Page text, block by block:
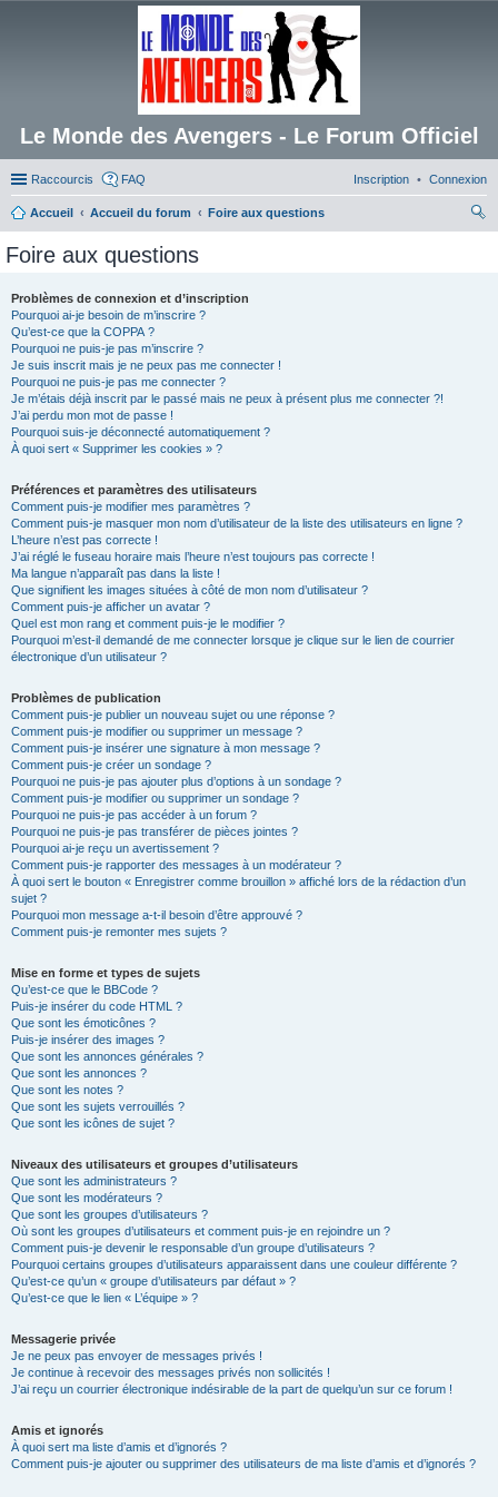
Le Monde des Avengers - Le Forum Officiel
Raccourcis FAQ Connexion
Inscription
Accueil Accueil du forum
Foire aux questions
Foire aux questions
Problèmes de connexion et d’inscription
Pourquoi ai-je besoin de m’inscrire ?
Qu’est-ce que la COPPA ?
Pourquoi ne puis-je pas m’inscrire ?
Je suis inscrit mais je ne peux pas me connecter !
Pourquoi ne puis-je pas me connecter ?
Je m’étais déjà inscrit par le passé mais ne peux à présent plus me connecter ?!
J’ai perdu mon mot de passe !
Pourquoi suis-je déconnecté automatiquement ?
À quoi sert « Supprimer les cookies » ?
Préférences et paramètres des utilisateurs
Comment puis-je modifier mes paramètres ?
Comment puis-je masquer mon nom d’utilisateur de la liste des utilisateurs en ligne ?
L’heure n’est pas correcte !
J’ai réglé le fuseau horaire mais l’heure n’est toujours pas correcte !
Ma langue n’apparaît pas dans la liste !
Que signifient les images situées à côté de mon nom d’utilisateur ?
Comment puis-je afficher un avatar ?
Quel est mon rang et comment puis-je le modifier ?
Pourquoi m’est-il demandé de me connecter lorsque je clique sur le lien de courrier
électronique d’un utilisateur ?
Problèmes de publication
Comment puis-je publier un nouveau sujet ou une réponse ?
Comment puis-je modifier ou supprimer un message ?
Comment puis-je insérer une signature à mon message ?
Comment puis-je créer un sondage ?
Pourquoi ne puis-je pas ajouter plus d’options à un sondage ?
Comment puis-je modifier ou supprimer un sondage ?
Pourquoi ne puis-je pas accéder à un forum ?
Pourquoi ne puis-je pas transférer de pièces jointes ?
Pourquoi ai-je reçu un avertissement ?
Comment puis-je rapporter des messages à un modérateur ?
À quoi sert le bouton « Enregistrer comme brouillon » affiché lors de la rédaction d’un
sujet ?
Pourquoi mon message a-t-il besoin d’être approuvé ?
Comment puis-je remonter mes sujets ?
Mise en forme et types de sujets
Qu’est-ce que le BBCode ?
Puis-je insérer du code HTML ?
Que sont les émoticônes ?
Puis-je insérer des images ?
Que sont les annonces générales ?
Que sont les annonces ?
Que sont les notes ?
Que sont les sujets verrouillés ?
Que sont les icônes de sujet ?
Niveaux des utilisateurs et groupes d’utilisateurs
Que sont les administrateurs ?
Que sont les modérateurs ?
Que sont les groupes d’utilisateurs ?
Où sont les groupes d’utilisateurs et comment puis-je en rejoindre un ?
Comment puis-je devenir le responsable d’un groupe d’utilisateurs ?
Pourquoi certains groupes d’utilisateurs apparaissent dans une couleur différente ?
Qu’est-ce qu’un « groupe d’utilisateurs par défaut » ?
Qu’est-ce que le lien « L’équipe » ?
Messagerie privée
Je ne peux pas envoyer de messages privés !
Je continue à recevoir des messages privés non sollicités !
J’ai reçu un courrier électronique indésirable de la part de quelqu’un sur ce forum !
Amis et ignorés
À quoi sert ma liste d’amis et d’ignorés ?
Comment puis-je ajouter ou supprimer des utilisateurs de ma liste d’amis et d’ignorés ?